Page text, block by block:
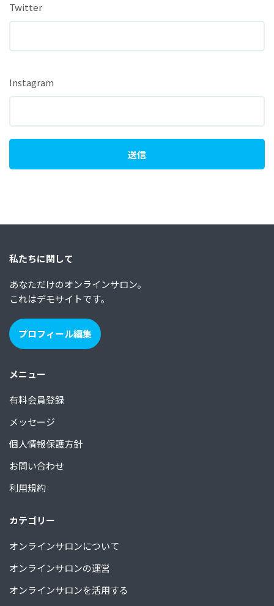
Twitter
Instagram
私たちに関して
あなただけのオンラインサロン。
これはデモサイトです。
プロフィール編集
メニュー
有料会員登録
メッセージ
個人情報保護方針
お問い合わせ
利用規約
カテゴリー
オンラインサロンについて
オンラインサロンの運営
オンラインサロンを活用する